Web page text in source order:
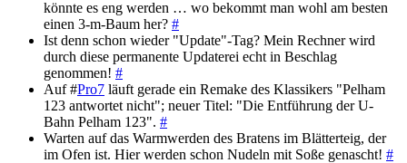
könnte es eng werden … wo bekommt man wohl am besten
einen 3-m-Baum her? #
Ist denn schon wieder "Update"-Tag? Mein Rechner wird
durch diese permanente Updaterei echt in Beschlag
genommen! #
Auf #Pro7 läuft gerade ein Remake des Klassikers "Pelham
123 antwortet nicht"; neuer Titel: "Die Entführung der U-
Bahn Pelham 123". #
Warten auf das Warmwerden des Bratens im Blätterteig, der
im Ofen ist. Hier werden schon Nudeln mit Soße genascht! #